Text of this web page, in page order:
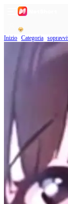
Inizio Categoria